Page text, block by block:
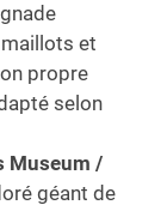
et
propre
selon
Museum /
géant de